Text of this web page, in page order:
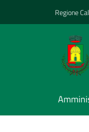
Regione